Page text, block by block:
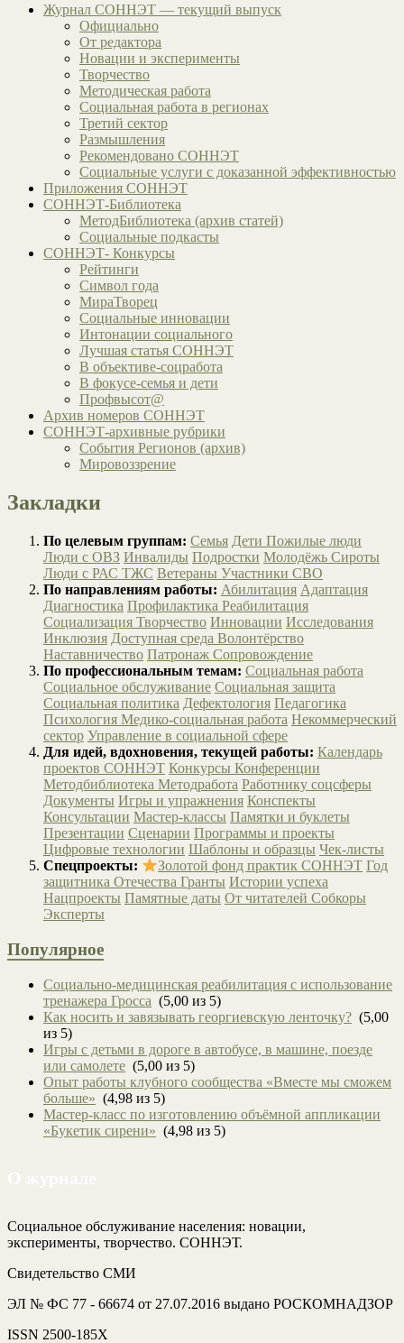
Журнал СОННЭТ — текущий выпуск
Официально
От редактора
Новации и эксперименты
Творчество
Методическая работа
Социальная работа в регионах
Третий сектор
Размышления
Рекомендовано СОННЭТ
Социальные услуги с доказанной эффективностью
Приложения СОННЭТ
СОННЭТ-Библиотека
МетодБиблиотека (архив статей)
Социальные подкасты
СОННЭТ- Конкурсы
Рейтинги
Символ года
МираТворец
Социальные инновации
Интонации социального
Лучшая статья СОННЭТ
В объективе-соцработа
В фокусе-семья и дети
Профвысот@
Архив номеров СОННЭТ
СОННЭТ-архивные рубрики
События Регионов (архив)
Мировоззрение
Закладки
По целевым группам: Семья Дети Пожилые люди
Люди с ОВЗ Инвалиды Подростки Молодёжь Сироты
Люди с РАС ТЖС Ветераны Участники СВО
По направлениям работы: Абилитация Адаптация
Диагностика Профилактика Реабилитация
Социализация Творчество Инновации Исследования
Инклюзия Доступная среда Волонтёрство
Наставничество Патронаж Сопровождение
По профессиональным темам: Социальная работа
Социальное обслуживание Социальная защита
Социальная политика Дефектология Педагогика
Психология Медико-социальная работа Некоммерческий
сектор Управление в социальной сфере
Для идей, вдохновения, текущей работы: Календарь
проектов СОННЭТ Конкурсы Конференции
Методбиблиотека Методработа Работнику соцсферы
Документы Игры и упражнения Конспекты
Консультации Мастер-классы Памятки и буклеты
Презентации Сценарии Программы и проекты
Цифровые технологии Шаблоны и образцы Чек-листы
Спецпроекты:
Золотой фонд практик СОННЭТ Год
защитника Отечества Гранты Истории успеха
Нацпроекты Памятные даты От читателей Собкоры
Эксперты
Популярное
Социально-медицинская реабилитация с использование
тренажера Гросса (5,00 из 5)
Как носить и завязывать георгиевскую ленточку? (5,00
из 5)
Игры с детьми в дороге в автобусе, в машине, поезде
или самолете (5,00 из 5)
Опыт работы клубного сообщества «Вместе мы сможем
больше» (4,98 из 5)
Мастер-класс по изготовлению объёмной аппликации
«Букетик сирени» (4,98 из 5)
Социальное обслуживание населения: новации,
эксперименты, творчество. СОННЭТ.
Свидетельство СМИ
ЭЛ № ФС 77 - 66674 от 27.07.2016 выдано РОСКОМНАДЗОР
ISSN 2500-185Х